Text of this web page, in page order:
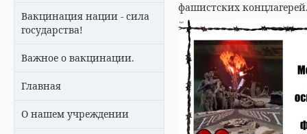
Вакцинация нации - сила
государства!
Важное о вакцинации.
Главная
О нашем учреждении
фашистских